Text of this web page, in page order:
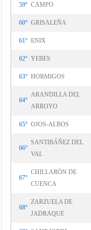
59° CAMPO
60° GRISALEÑA
61° ENIX
62° YEBES
63° HORMIGOS
64°
ARANDILLA DEL
ARROYO
65° OJOS-ALBOS
66°
SANTIBÁÑEZ DEL
VAL
67°
CHILLARÓN DE
CUENCA
68°
ZARZUELA DE
JADRAQUE